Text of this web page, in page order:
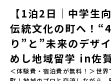
ーーーーーーーーー📺 全体オン
2026年4月22日に開催された説
の動画を見れば、あなたの「なん
たい！」に変わるはず💡お家か
さいね😊▶︎全体説明会のアーカイ
る）YouTube：https://
si=e5erbspvwz5O8_uF【アーカ
魅力・メリット・2026年度、日
【1泊2日｜中学生
伝統文化の町へ！
り”と”未来のデザ
めし地域留学 in佐
＜体験費・宿泊費が無料！＞世